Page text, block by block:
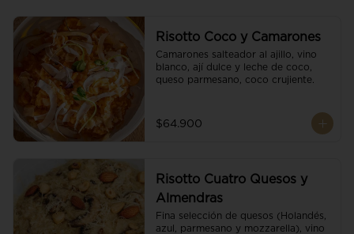
Risotto Coco y Camarones
Camarones salteador al ajillo, vino
blanco, ají dulce y leche de coco,
queso parmesano, coco crujiente.
$64.900
Risotto Cuatro Quesos y
Almendras
Fina selección de quesos (Holandés,
azul, parmesano y mozzarella), vino